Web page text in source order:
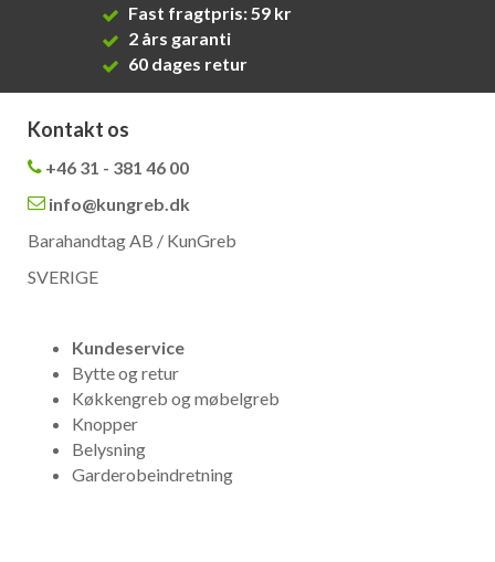
Fast fragtpris: 59 kr
2 års garanti
60 dages retur
Kontakt os
+46 31 - 381 46 00
info@kungreb.dk
Barahandtag AB / KunGreb
SVERIGE
Kundeservice
Bytte og retur
Køkkengreb og møbelgreb
Knopper
Belysning
Garderobeindretning